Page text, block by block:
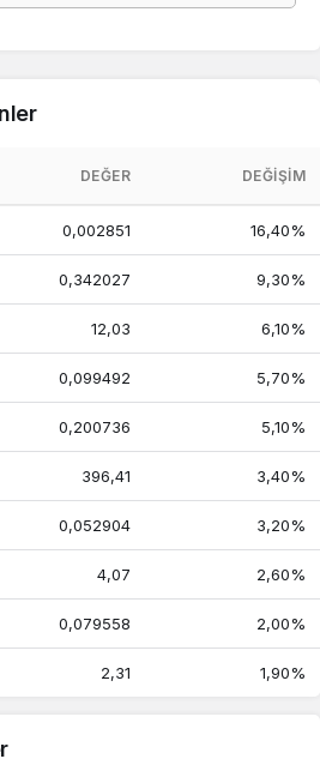
DEĞER DEĞIŞIM
0,002851 16,40%
0,342027 9,30%
12,03 6,10%
0,099492 5,70%
0,200736 5,10%
396,41 3,40%
0,052904 3,20%
4,07 2,60%
0,079558 2,00%
2,31 1,90%